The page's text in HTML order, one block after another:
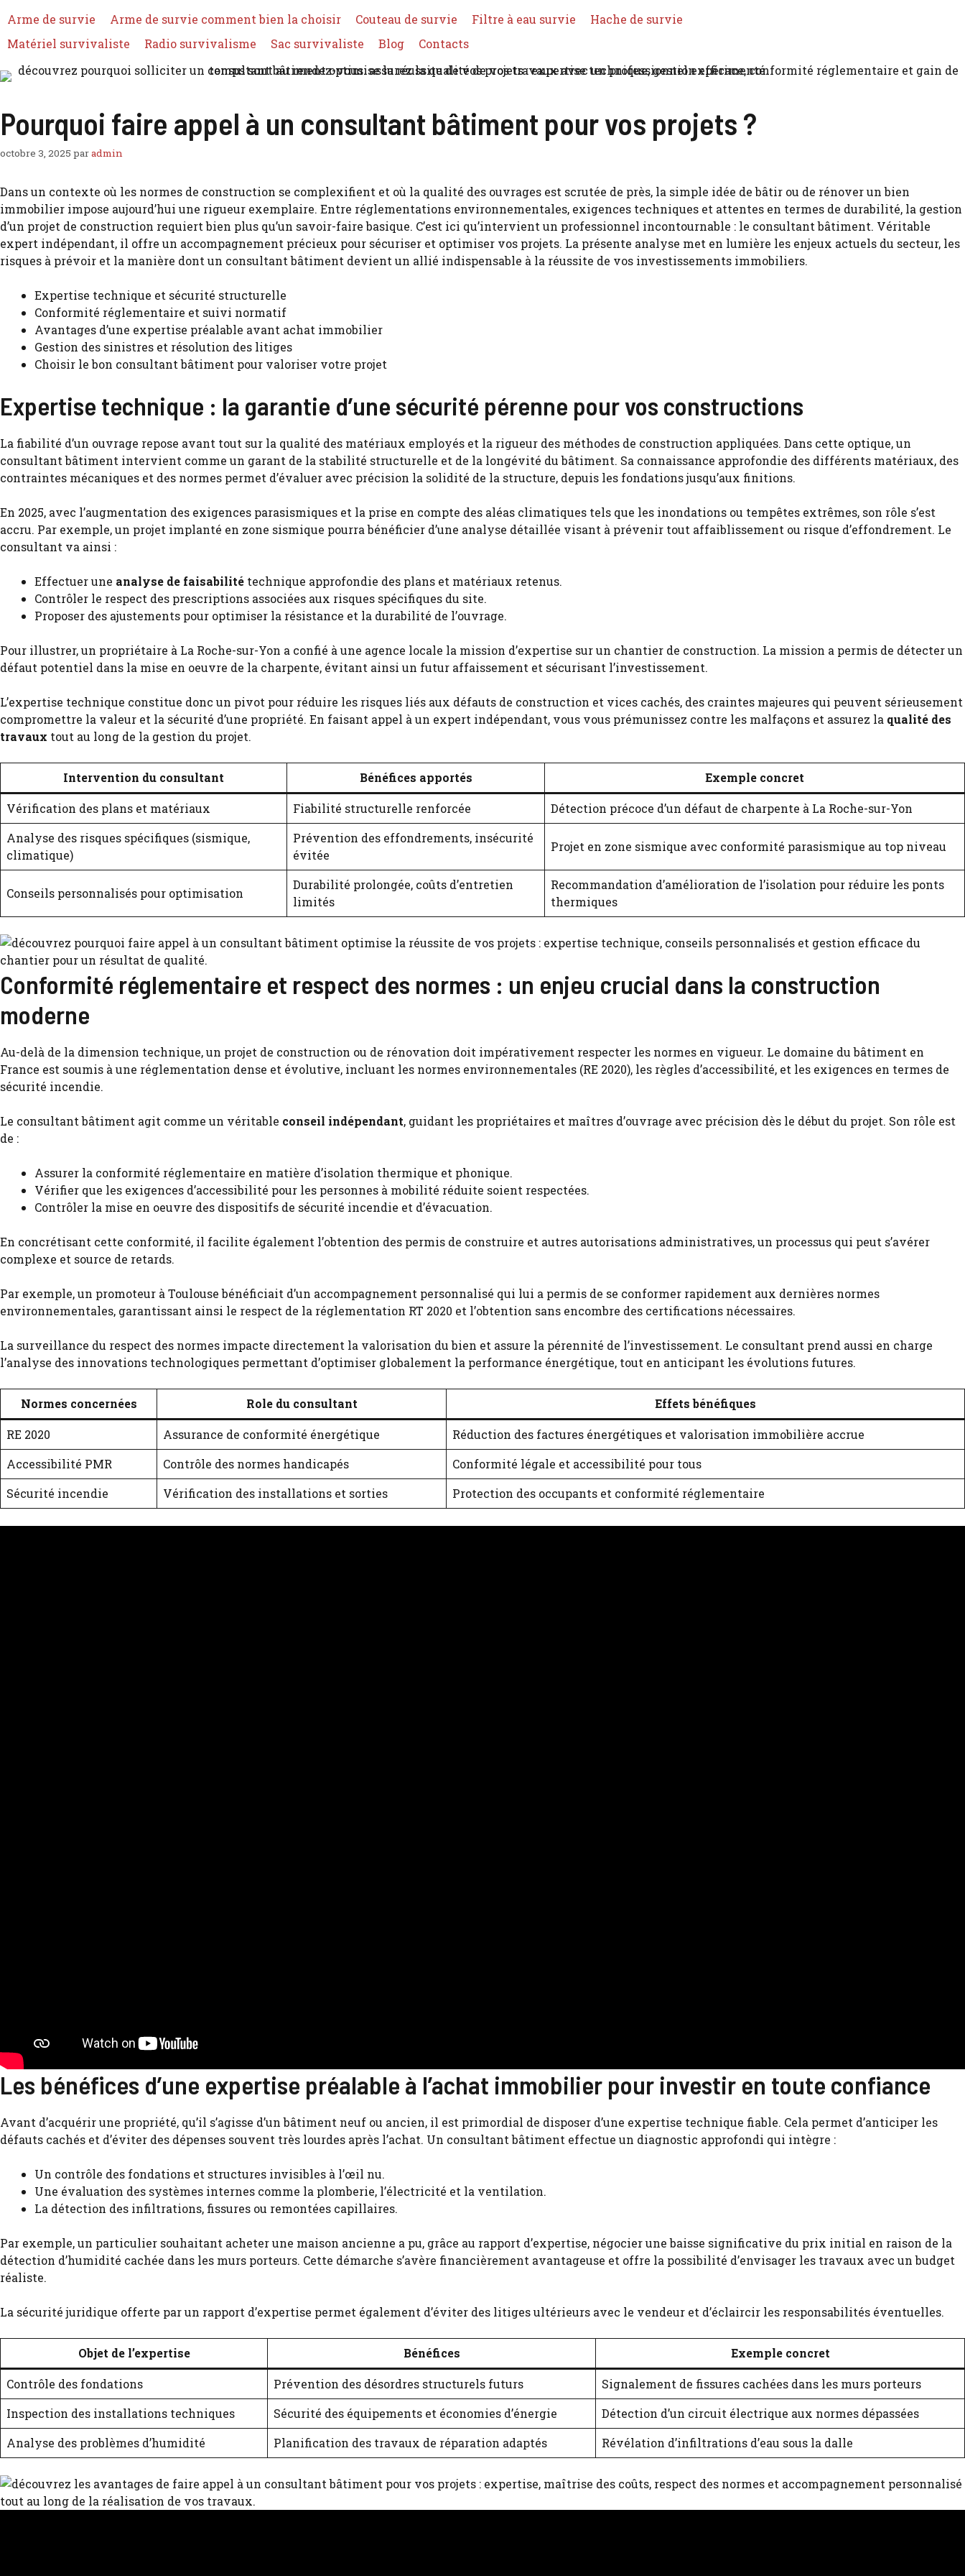
Arme de survie Arme de survie comment bien la choisir Couteau de survie Filtre à eau survie
Hache de survie
Matériel survivaliste
Radio survivalisme Sac survivaliste Blog Contacts
Pourquoi faire appel à un consultant bâtiment pour vos projets ?
octobre 3, 2025 paradmin
Dans un contexte où les normes de construction se complexifient et où la qualité des ouvrages est scrutée de près, la simple idée de bâtir ou de rénover un bien
immobilier impose aujourd’hui une rigueur exemplaire. Entre réglementations environnementales, exigences techniques et attentes en termes de durabilité, la gestion
d’un projet de construction requiert bien plus qu’un savoir-faire basique. C’est ici qu’intervient un professionnel incontournable : le consultant bâtiment. Véritable
expert indépendant, il offre un accompagnement précieux pour sécuriser et optimiser vos projets. La présente analyse met en lumière les enjeux actuels du secteur, les
risques à prévoir et la manière dont un consultant bâtiment devient un allié indispensable à la réussite de vos investissements immobiliers.
Expertise technique et sécurité structurelle
Conformité réglementaire et suivi normatif
Avantages d’une expertise préalable avant achat immobilier
Gestion des sinistres et résolution des litiges
Choisir le bon consultant bâtiment pour valoriser votre projet
Expertise technique : la garantie d’une sécurité pérenne pour vos constructions
La fiabilité d’un ouvrage repose avant tout sur la qualité des matériaux employés et la rigueur des méthodes de construction appliquées. Dans cette optique, un
consultant bâtiment intervient comme un garant de la stabilité structurelle et de la longévité du bâtiment. Sa connaissance approfondie des différents matériaux, des
contraintes mécaniques et des normes permet d’évaluer avec précision la solidité de la structure, depuis les fondations jusqu’aux finitions.
En 2025, avec l’augmentation des exigences parasismiques et la prise en compte des aléas climatiques tels que les inondations ou tempêtes extrêmes, son rôle s’est
accru. Par exemple, un projet implanté en zone sismique pourra bénéficier d’une analyse détaillée visant à prévenir tout affaiblissement ou risque d’effondrement. Le
consultant va ainsi :
Effectuer une analyse de faisabilité technique approfondie des plans et matériaux retenus.
Contrôler le respect des prescriptions associées aux risques spécifiques du site.
Proposer des ajustements pour optimiser la résistance et la durabilité de l’ouvrage.
Pour illustrer, un propriétaire à La Roche-sur-Yon a confié à une agence locale la mission d’expertise sur un chantier de construction. La mission a permis de détecter un
défaut potentiel dans la mise en oeuvre de la charpente, évitant ainsi un futur affaissement et sécurisant l’investissement.
L’expertise technique constitue donc un pivot pour réduire les risques liés aux défauts de construction et vices cachés, des craintes majeures qui peuvent sérieusement
compromettre la valeur et la sécurité d’une propriété. En faisant appel à un expert indépendant, vous vous prémunissez contre les malfaçons et assurez la qualité des
travaux tout au long de la gestion du projet.
Intervention du consultant Bénéfices apportés Exemple concret
Vérification des plans et matériaux Fiabilité structurelle renforcée
Détection précoce d’un défaut de charpente à La Roche-sur-Yon
Analyse des risques spécifiques (sismique,
climatique)
Prévention des effondrements, insécurité
évitée
Projet en zone sismique avec conformité parasismique au top niveau
Conseils personnalisés pour optimisation
Durabilité prolongée, coûts d’entretien
limités
Recommandation d’amélioration de l’isolation pour réduire les ponts
thermiques
Conformité réglementaire et respect des normes : un enjeu crucial dans la construction
moderne
Au-delà de la dimension technique, un projet de construction ou de rénovation doit impérativement respecter les normes en vigueur. Le domaine du bâtiment en
France est soumis à une réglementation dense et évolutive, incluant les normes environnementales (RE 2020), les règles d’accessibilité, et les exigences en termes de
sécurité incendie.
Le consultant bâtiment agit comme un véritable conseil indépendant, guidant les propriétaires et maîtres d’ouvrage avec précision dès le début du projet. Son rôle est
de :
Assurer la conformité réglementaire en matière d’isolation thermique et phonique.
Vérifier que les exigences d’accessibilité pour les personnes à mobilité réduite soient respectées.
Contrôler la mise en oeuvre des dispositifs de sécurité incendie et d’évacuation.
En concrétisant cette conformité, il facilite également l’obtention des permis de construire et autres autorisations administratives, un processus qui peut s’avérer
complexe et source de retards.
Par exemple, un promoteur à Toulouse bénéficiait d’un accompagnement personnalisé qui lui a permis de se conformer rapidement aux dernières normes
environnementales, garantissant ainsi le respect de la réglementation RT 2020 et l’obtention sans encombre des certifications nécessaires.
La surveillance du respect des normes impacte directement la valorisation du bien et assure la pérennité de l’investissement. Le consultant prend aussi en charge
l’analyse des innovations technologiques permettant d’optimiser globalement la performance énergétique, tout en anticipant les évolutions futures.
Normes concernées Role du consultant Effets bénéfiques
RE 2020 Assurance de conformité énergétique
Réduction des factures énergétiques et valorisation immobilière accrue
Accessibilité PMR
Contrôle des normes handicapés
Conformité légale et accessibilité pour tous
Sécurité incendie
Vérification des installations et sorties Protection des occupants et conformité réglementaire
Les bénéfices d’une expertise préalable à l’achat immobilier pour investir en toute confiance
Avant d’acquérir une propriété, qu’il s’agisse d’un bâtiment neuf ou ancien, il est primordial de disposer d’une expertise technique fiable. Cela permet d’anticiper les
défauts cachés et d’éviter des dépenses souvent très lourdes après l’achat. Un consultant bâtiment effectue un diagnostic approfondi qui intègre :
Un contrôle des fondations et structures invisibles à l’œil nu.
Une évaluation des systèmes internes comme la plomberie, l’électricité et la ventilation.
La détection des infiltrations, fissures ou remontées capillaires.
Par exemple, un particulier souhaitant acheter une maison ancienne a pu, grâce au rapport d’expertise, négocier une baisse significative du prix initial en raison de la
détection d’humidité cachée dans les murs porteurs. Cette démarche s’avère financièrement avantageuse et offre la possibilité d’envisager les travaux avec un budget
réaliste.
La sécurité juridique offerte par un rapport d’expertise permet également d’éviter des litiges ultérieurs avec le vendeur et d’éclaircir les responsabilités éventuelles.
Objet de l’expertise Bénéfices Exemple concret
Contrôle des fondations Prévention des désordres structurels futurs
Signalement de fissures cachées dans les murs porteurs
Inspection des installations techniques
Sécurité des équipements et économies d’énergie
Détection d’un circuit électrique aux normes dépassées
Analyse des problèmes d’humidité
Planification des travaux de réparation adaptés Révélation d’infiltrations d’eau sous la dalle